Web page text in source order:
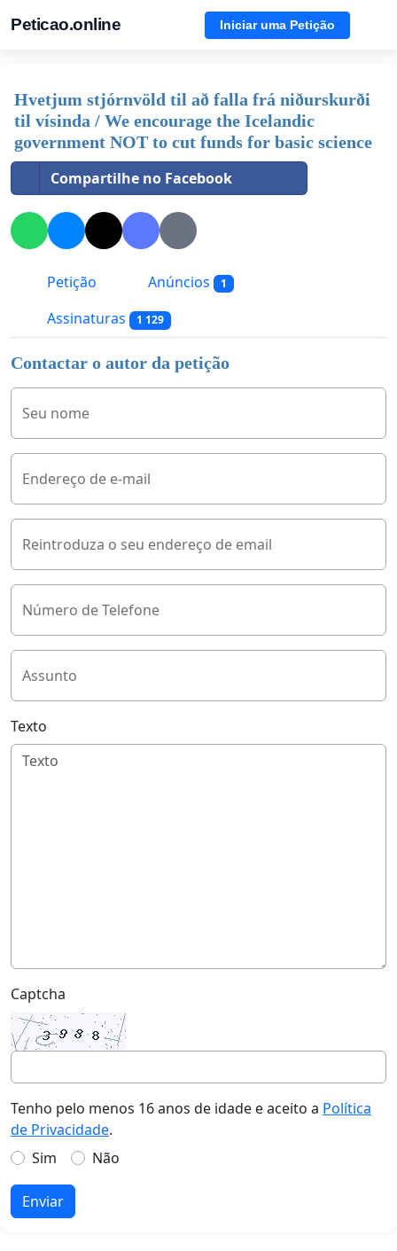
Peticao.online Iniciar uma Petição
Hvetjum stjórnvöld til að falla frá niðurskurði
til vísinda / We encourage the Icelandic
government NOT to cut funds for basic science
Compartilhe no Facebook
Petição Anúncios 1
Assinaturas 1 129
Contactar o autor da petição
Seu nome
Endereço de e-mail
Reintroduza o seu endereço de email
Número de Telefone
Assunto
Texto
Captcha
Tenho pelo menos 16 anos de idade e aceito a Política
de Privacidade.
Sim
Não
Enviar